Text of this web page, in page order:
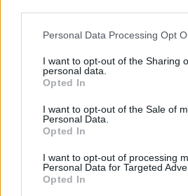
Please note that this website/app
not limited to your visit or usage
grant or deny consent to Google and
use your data for below specified
consent section.
Personal Data Processing Opt
I want to opt-out of the Sharing
personal data.
Opted In
I want to opt-out of the Sale of
Personal Data.
Opted In
I want to opt-out of processing
Personal Data for Targeted
Opted In